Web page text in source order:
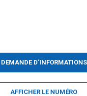
DEMANDE D'INFORMATIONS
AFFICHER LE NUMÉRO